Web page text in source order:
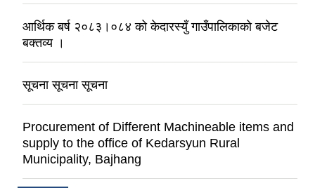
आर्थिक बर्ष २०८३।०८४ को केदारस्युँ गाउँपालिकाकाे बजेट
बक्तव्य ।
सूचना सूचना सूचना
Procurement of Different Machineable items and
supply to the office of Kedarsyun Rural
Municipality, Bajhang